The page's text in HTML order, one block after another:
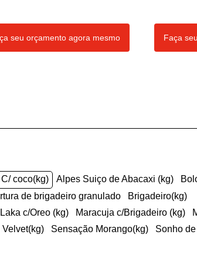
seu orçamento agora mesmo Faça
C/ coco(kg) Alpes Suiço de Abacaxi (kg)
de brigadeiro granulado
Brigadeiro(kg)
Laka c/Oreo (kg) Maracuja c/Brigadeiro (kg)
Velvet(kg) Sensação Morango(kg)
Sonho